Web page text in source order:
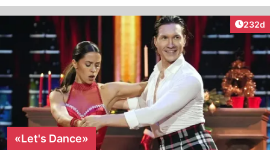
232d
«Let's Dance»